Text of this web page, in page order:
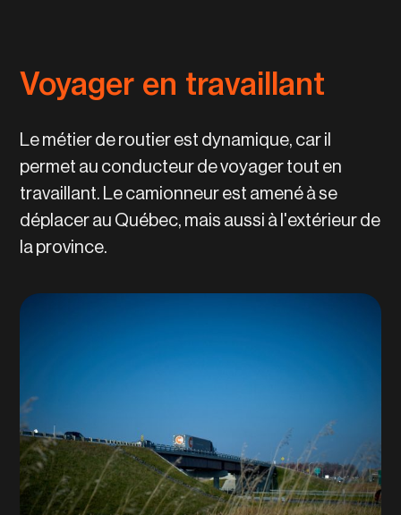
Voyager en travaillant
Le métier de routier est dynamique, car il
permet au conducteur de voyager tout en
travaillant. Le camionneur est amené à se
déplacer au Québec, mais aussi à l'extérieur de
la province.